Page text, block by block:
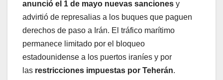
anunció el 1 de mayo nuevas sanciones y
advirtió de represalias a los buques que paguen
derechos de paso a Irán. El tráfico marítimo
permanece limitado por el bloqueo
estadounidense a los puertos iraníes y por
las restricciones impuestas por Teherán.